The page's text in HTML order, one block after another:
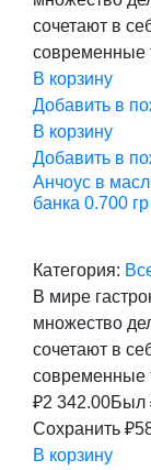
сочетают в
современные
В корзину
Добавить в
В корзину
Добавить в
Анчоус в
банка 0.700 гр
Категория:
В мире
множество
сочетают в
современные
₽2 342.00Был
Сохранить
В корзину